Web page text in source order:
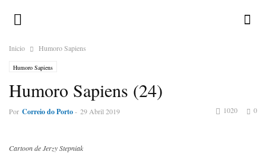
Inicio Humoro Sapiens
Humoro Sapiens
Humoro Sapiens (24)
Por Correio do Porto- 29 Abril 2019 0
1020
Cartoon de Jerzy Stepniak